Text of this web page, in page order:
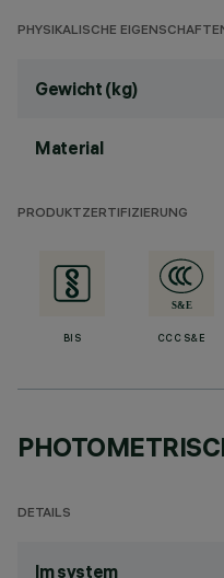
PHYSIKALISCHE
Gewicht (kg)
Material
PRODUKTZERTIFIZIERUNG
BIS CCC S&E
DETAILS
lm system